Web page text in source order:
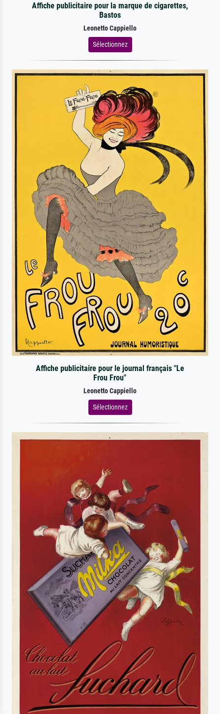
Affiche publicitaire pour la marque de cigarettes,
Bastos
Leonetto Cappiello
Sélectionnez
Affiche publicitaire pour le journal français "Le
Frou Frou"
Leonetto Cappiello
Sélectionnez